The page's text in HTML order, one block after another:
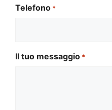
Telefono *
Il tuo messaggio *